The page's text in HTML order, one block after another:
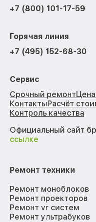
+7 (800) 101-17-59
Горячая линия
+7 (495) 152-68-30
Сервис
Срочный ремонт
КонтактыРасчёт
Контроль качества
Официальный сайт
ссылке
Ремонт техники
Ремонт моноблоков
Ремонт проекторов
Ремонт vr систем
Ремонт ультрабуков